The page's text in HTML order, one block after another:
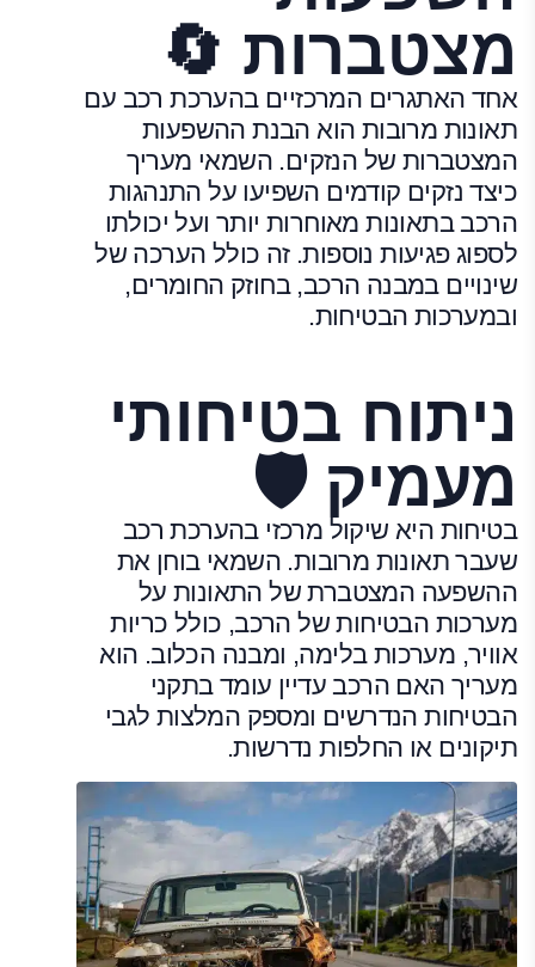
מצטברות 🔄
אחד האתגרים המרכזיים בהערכת רכב עם
תאונות מרובות הוא הבנת ההשפעות
המצטברות של הנזקים. השמאי מעריך
כיצד נזקים קודמים השפיעו על התנהגות
הרכב בתאונות מאוחרות יותר ועל יכולתו
לספוג פגיעות נוספות. זה כולל הערכה של
שינויים במבנה הרכב, בחוזק החומרים,
ובמערכות הבטיחות.
ניתוח בטיחותי
מעמיק 🛡️
בטיחות היא שיקול מרכזי בהערכת רכב
שעבר תאונות מרובות. השמאי בוחן את
ההשפעה המצטברת של התאונות על
מערכות הבטיחות של הרכב, כולל כריות
אוויר, מערכות בלימה, ומבנה הכלוב. הוא
מעריך האם הרכב עדיין עומד בתקני
הבטיחות הנדרשים ומספק המלצות לגבי
תיקונים או החלפות נדרשות.